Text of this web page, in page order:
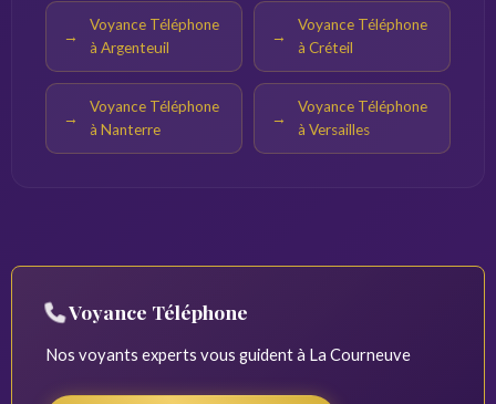
Voyance Téléphone
à Argenteuil
Voyance Téléphone
à Créteil
Voyance Téléphone
à Nanterre
Voyance Téléphone
à Versailles
Voyance Téléphone
Nos voyants experts vous guident à La Courneuve